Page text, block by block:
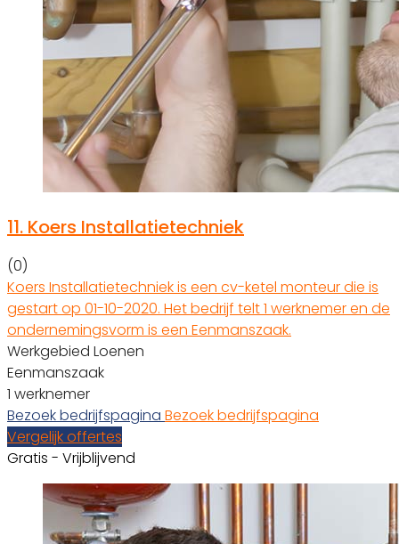
11. Koers Installatietechniek
(0)
Koers Installatietechniek is een cv-ketel monteur die is
gestart op 01-10-2020. Het bedrijf telt 1 werknemer en de
ondernemingsvorm is een Eenmanszaak.
Werkgebied Loenen
Eenmanszaak
1 werknemer
Bezoek bedrijfspagina Bezoek bedrijfspagina
Vergelijk offertes
Gratis - Vrijblijvend